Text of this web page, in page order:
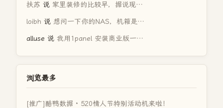
扶苏 说 家里装修的比较早，据说现…
loibh 说 想问一下你的NAS，机箱是…
alluse 说 我用1panel 安装商业版一…
浏览最多
[推广]酷鸭数据 · 520情人节特别活动机来啦！